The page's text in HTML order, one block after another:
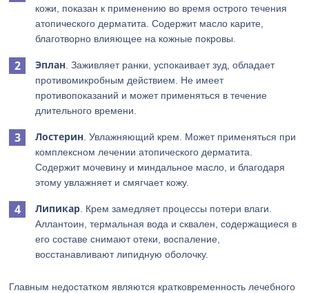
кожи, показан к применению во время острого течения
атопического дерматита. Содержит масло карите,
благотворно влияющее на кожные покровы.
Эплан . Заживляет ранки, успокаивает зуд, обладает
противомикробным действием. Не имеет
противопоказаний и может применяться в течение
длительного времени.
Лостерин . Увлажняющий крем. Может применяться при
комплексном лечении атопического дерматита.
Содержит мочевину и миндальное масло, и благодаря
этому увлажняет и смягчает кожу.
Липикар . Крем замедляет процессы потери влаги.
Аллантоин, термальная вода и сквален, содержащиеся в
его составе снимают отеки, воспаление,
восстанавливают липидную оболочку.
Главным недостатком являются кратковременность лечебного